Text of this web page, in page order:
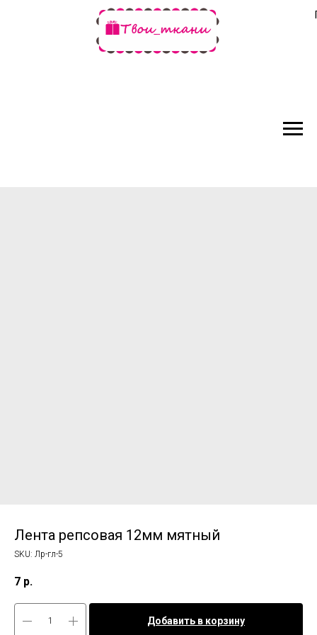
Лента репсовая 12мм мятный
SKU: Лр-гл-5
7 р.
Добавить в корзину